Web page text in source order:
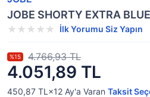
JOBE SHORTY EXTRA BLUE
İlk Yorumu Siz Yapın
4.051,89 TL
%15 4.766,93 TL
450,87 TL×12 Ay'a Varan Taksit